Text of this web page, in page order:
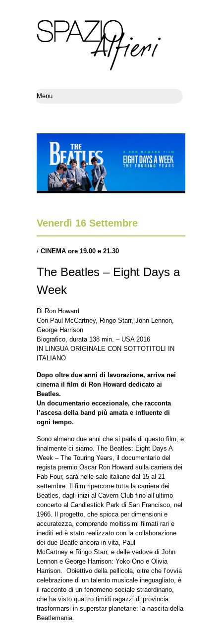
Venerdì 16 Settembre
/ CINEMA ore 19.00 e 21.30
The Beatles – Eight Days a
Week
Di Ron Howard
Con Paul McCartney, Ringo Starr, John Lennon,
George Harrison
Biografico, durata 138 min. – USA 2016
IN LINGUA ORIGINALE CON SOTTOTITOLI IN
ITALIANO
Dopo oltre due anni di lavorazione, arriva nei
cinema il film di Ron Howard dedicato ai
Beatles.
Un documentario eccezionale, che racconta
l’ascesa della band più amata e influente di
ogni tempo.
Sono almeno due anni che si parla di questo film, e
finalmente ci siamo. The Beatles: Eight Days A
Week – The Touring Years, il documentario del
regista premio Oscar Ron Howard sulla carriera dei
Fab Four, sarà nelle sale italiane dal 15 al 21
settembre. Il film ripercorre tutta la carriera dei
Beatles, dagli inizi al Cavern Club fino all’ultimo
concerto al Candlestick Park di San Francisco, nel
1966. Il progetto, che spicca per dimensioni e
accuratezza, comprende moltissimi filmati rari e
inediti ed è stato realizzato con la collaborazione
dei due Beatle ancora in vita, Paul
McCartney e Ringo Starr, e delle vedove di John
Lennon e George Harrison: Yoko Ono e Olivia
Harrison. Obiettivo della pellicola, oltre che l’ovvia
celebrazione di un talento musicale ineguagliato, è
il racconto di un fenomeno sociale straordinario,
che ha visto quattro timidi ragazzi di provincia
trasformarsi in superstar planetarie: la nascita della
Beatlemania.